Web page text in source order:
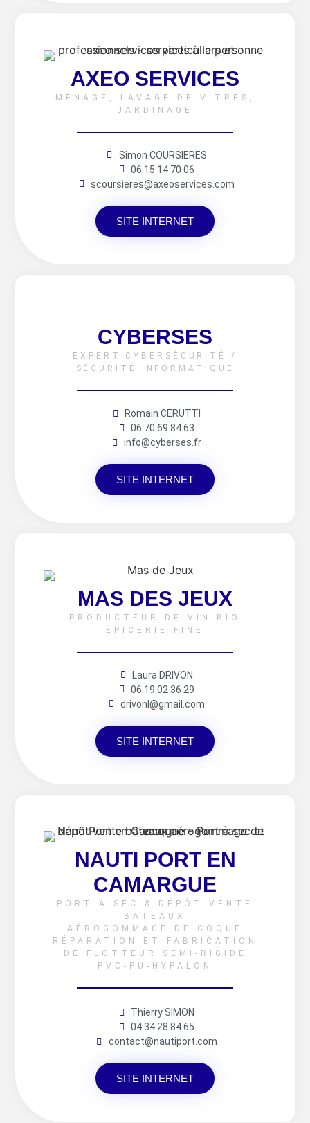
AXEO SERVICES
MÉNAGE, LAVAGE DE VITRES,
JARDINAGE
Simon COURSIERES
06 15 14 70 06
scoursieres@axeoservices.com
SITE INTERNET
CYBERSES
EXPERT CYBERSÉCURITÉ /
SÉCURITÉ INFORMATIQUE
Romain CERUTTI
06 70 69 84 63
info@cyberses.fr
SITE INTERNET
MAS DES JEUX
PRODUCTEUR DE VIN BIO
ÉPICERIE FINE
Laura DRIVON
06 19 02 36 29
drivonl@gmail.com
SITE INTERNET
NAUTI PORT EN
CAMARGUE
PORT À SEC & DÉPÔT VENTE
BATEAUX
AÉROGOMMAGE DE COQUE
RÉPARATION ET FABRICATION
DE FLOTTEUR SEMI-RIGIDE
PVC-PU-HYPALON
Thierry SIMON
04 34 28 84 65
contact@nautiport.com
SITE INTERNET